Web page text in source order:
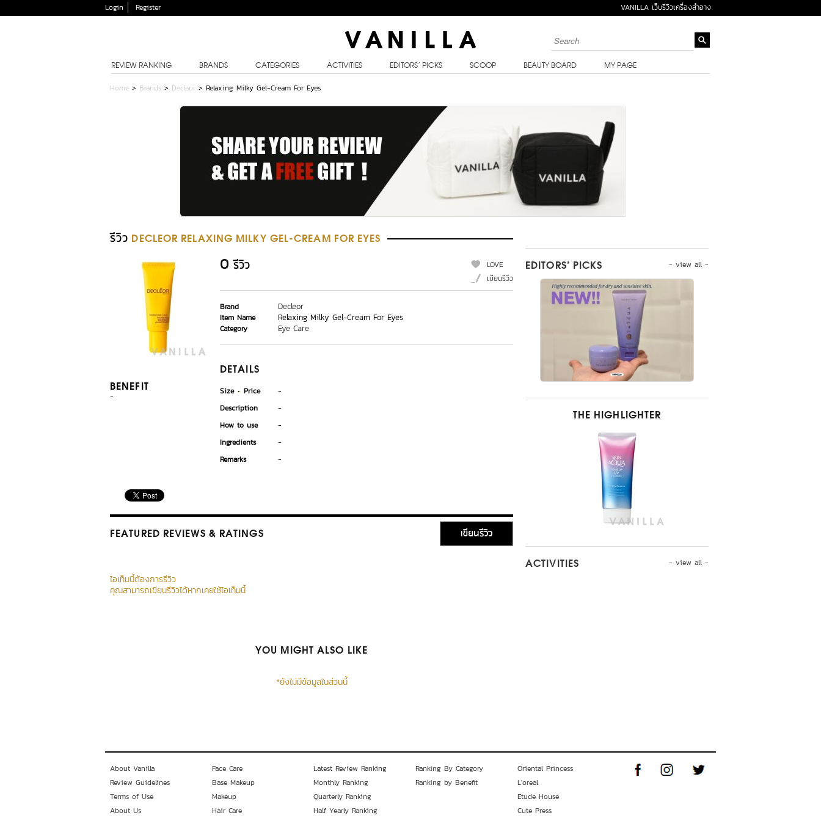
Login Register VANILLA เว็บรีวิวเครื่องสำอาง
REVIEW RANKING BRANDS CATEGORIES ACTIVITIES EDITORS’ PICKS SCOOP BEAUTY BOARD MY PAGE
Home > Brands > Decleor > Relaxing Milky Gel-Cream For Eyes
รีวิว DECLEOR RELAXING MILKY GEL-CREAM FOR EYES
BENEFIT
-
0 รีวิว
LOVE
เขียนรีวิว
Brand Decleor
Item Name Relaxing Milky Gel-Cream For Eyes
Category Eye Care
DETAILS
Size Price
-
Description
-
How to use
-
Ingredients
-
Remarks
-
FEATURED REVIEWS & RATINGS เขียนรีวิว
ไอเท็มนี้ต้องการรีวิว
คุณสามารถเขียนรีวิวได้หากเคยใช้ไอเท็มนี้
YOU MIGHT ALSO LIKE
*ยังไม่มีข้อมูลในส่วนนี้
- view all -
EDITORS’ PICKS
THE HIGHLIGHTER
- view all -
ACTIVITIES
About Vanilla
Review Guidelines
Terms of Use
About Us
Face Care
Base Makeup
Makeup
Hair Care
Latest Review Ranking
Monthly Ranking
Quarterly Ranking
Half Yearly Ranking
Ranking By Category
Ranking by Benefit
Oriental Princess
L'oreal
Etude House
Cute Press